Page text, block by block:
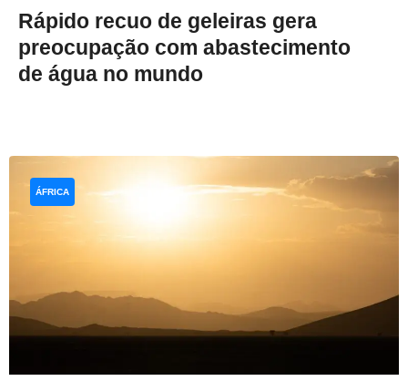
Rápido recuo de geleiras gera
preocupação com abastecimento
de água no mundo
ÁFRICA